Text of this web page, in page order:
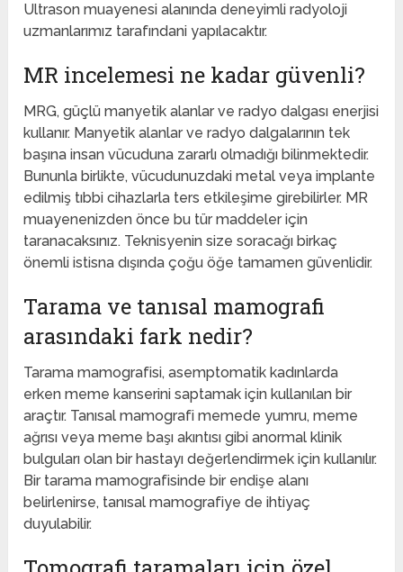
Ultrason muayenesi alanında deneyimli radyoloji
uzmanlarımız tarafındani yapılacaktır.
MR incelemesi ne kadar güvenli?
MRG, güçlü manyetik alanlar ve radyo dalgası enerjisi
kullanır. Manyetik alanlar ve radyo dalgalarının tek
başına insan vücuduna zararlı olmadığı bilinmektedir.
Bununla birlikte, vücudunuzdaki metal veya implante
edilmiş tıbbi cihazlarla ters etkileşime girebilirler. MR
muayenenizden önce bu tür maddeler için
taranacaksınız. Teknisyenin size soracağı birkaç
önemli istisna dışında çoğu öğe tamamen güvenlidir.
Tarama ve tanısal mamografi
arasındaki fark nedir?
Tarama mamografisi, asemptomatik kadınlarda
erken meme kanserini saptamak için kullanılan bir
araçtır. Tanısal mamografi memede yumru, meme
ağrısı veya meme başı akıntısı gibi anormal klinik
bulguları olan bir hastayı değerlendirmek için kullanılır.
Bir tarama mamografisinde bir endişe alanı
belirlenirse, tanısal mamografiye de ihtiyaç
duyulabilir.